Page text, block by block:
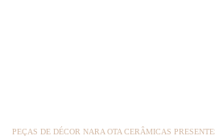
PEÇAS DE DÉCOR NARA OTA CERÂMICAS